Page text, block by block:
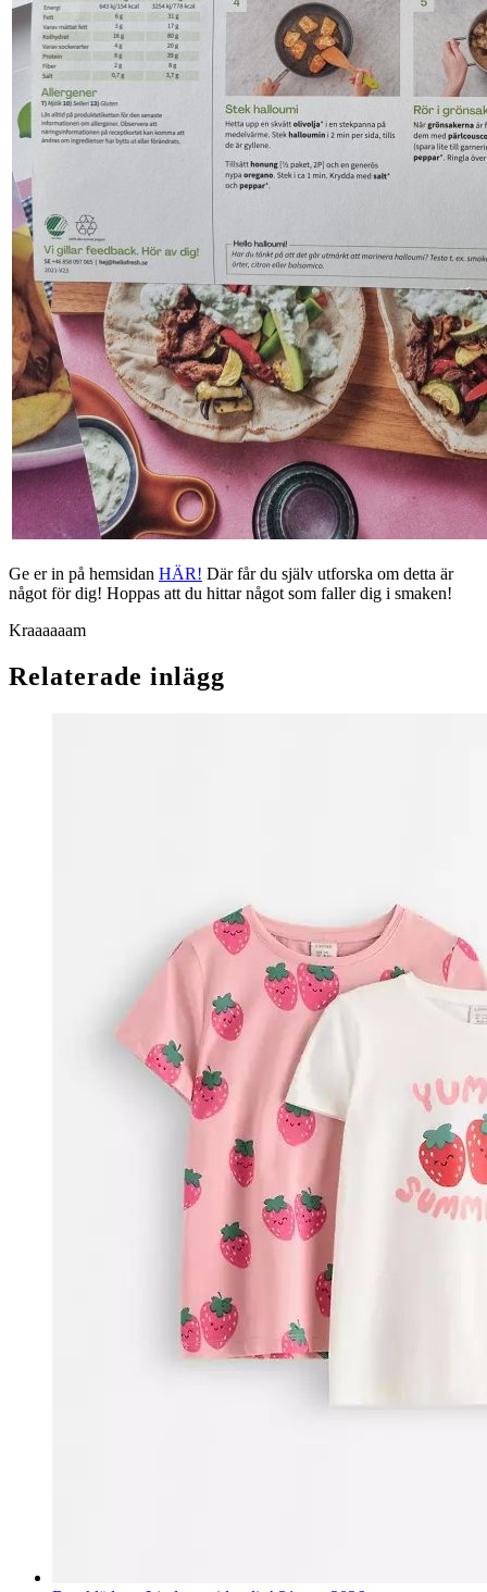
Ge er in på hemsidan HÄR! Där får du själv utforska om detta är
något för dig! Hoppas att du hittar något som faller dig i smaken!
Kraaaaaam
Relaterade inlägg